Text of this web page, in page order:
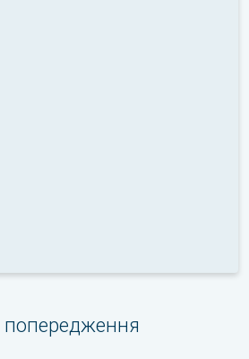
попередження